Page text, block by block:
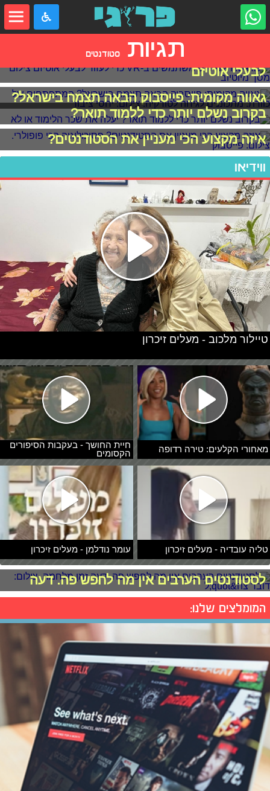
תגיותסטודנטים
לבעלי אוטיזם
גאווה מקומית: פייסבוק הבאה תצמח בישראל?
בקרוב נשלם יותר כדי ללמוד תואר?
איזה מקצוע הכי מעניין את הסטודנטים?
ווידיאו
מאחורי הקלעים: טירה רדופה
חיית החושך - בעקבות הסיפורים
הקסומים
טליה עובדיה - מעלים זיכרון עומר נודלמן - מעלים זיכרון
טיילור מלכוב - מעלים זיכרון
לסטודנטים הערבים אין מה לחפש פה. דעה
המומלצים שלנו: